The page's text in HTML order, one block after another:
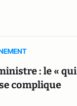
: le « qui
complique